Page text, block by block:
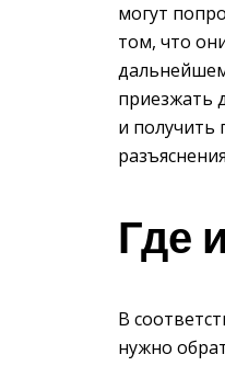
могут
том, что
приезжать
и получить
Где
В
нужно